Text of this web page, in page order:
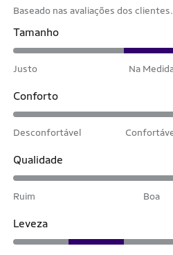
Baseado nas avaliações dos clientes.
Tamanho
Justo Na
Conforto
Desconfortável
Qualidade
Ruim Boa
Leveza